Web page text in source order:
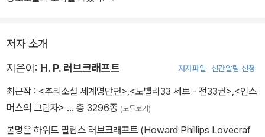
저자 소개
지은이: H. P. 러브크래프트 저자파일 신간알림 신청
최근작 : <추리소설 세계명단편> <노벨라33 세트 - 전33권> <인스
머스의 그림자> … 총 3296종 (모두보기)
본명은 하워드 필립스 러브크래프트 (Howard Phillips Lovecraf